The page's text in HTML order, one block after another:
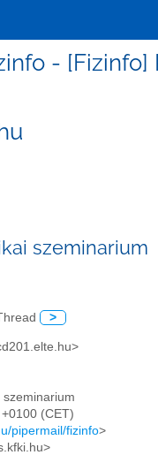
- [Fizinfo]
szeminarium
>
szeminarium
(CET)
pipermail/fizinfo>